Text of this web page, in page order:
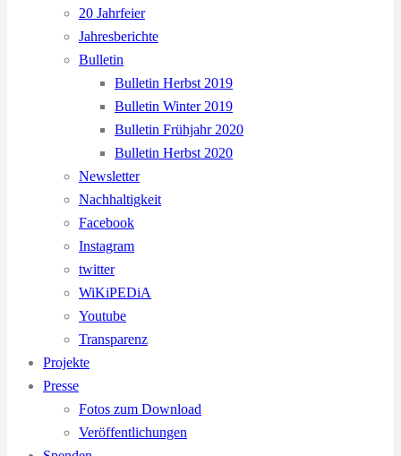
20 Jahrfeier
Jahresberichte
Bulletin
Bulletin Herbst 2019
Bulletin Winter 2019
Bulletin Frühjahr 2020
Bulletin Herbst 2020
Newsletter
Nachhaltigkeit
Facebook
Instagram
twitter
WiKiPEDiA
Youtube
Transparenz
Projekte
Presse
Fotos zum Download
Veröffentlichungen